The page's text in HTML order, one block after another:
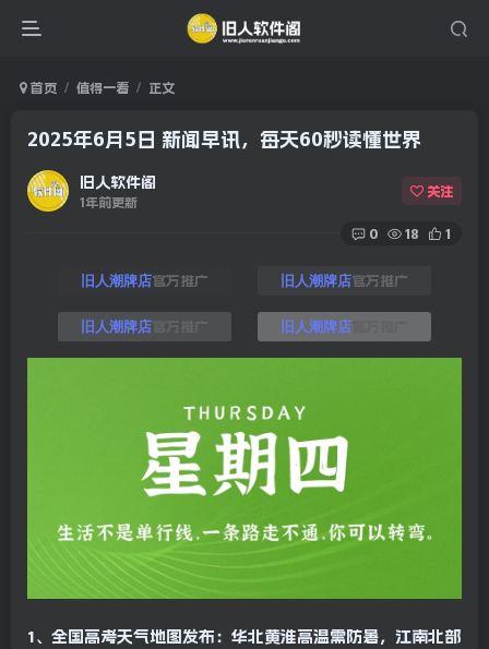
首页 值得一看 正文
2025年6月5日 新闻早讯，每天60秒读懂世界
旧人软件阁
1年前更新
关注
0 18 1
旧人潮牌店官方推广 旧人潮牌店官方推广
旧人潮牌店官方推广 旧人潮牌店
1、全国高考天气地图发布：华北黄淮高温需防暑，江南北部